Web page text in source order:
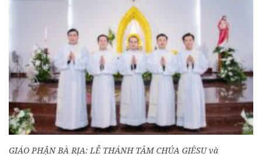
GIÁO PHẬN BÀ RỊA: LỄ THÁNH TÂM CHÚA GIÊSU và